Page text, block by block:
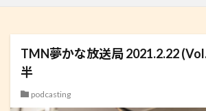
TMN夢かな放送局 2021.2.22
半
podcasting